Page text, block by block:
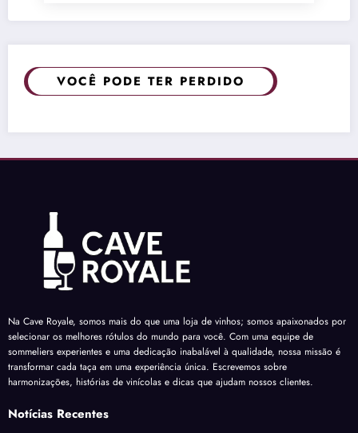
VOCÊ PODE TER PERDIDO
Na Cave Royale, somos mais do que uma loja de vinhos; somos apaixonados por
selecionar os melhores rótulos do mundo para você. Com uma equipe de
sommeliers experientes e uma dedicação inabalável à qualidade, nossa missão é
transformar cada taça em uma experiência única. Escrevemos sobre
harmonizações, histórias de vinícolas e dicas que ajudam nossos clientes.
Notícias Recentes